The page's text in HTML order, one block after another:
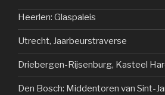
Heerlen: Glaspaleis
Utrecht, Jaarbeurstraverse
Driebergen-Rijsenburg, Kasteel
Den Bosch: Middentoren van Sint-